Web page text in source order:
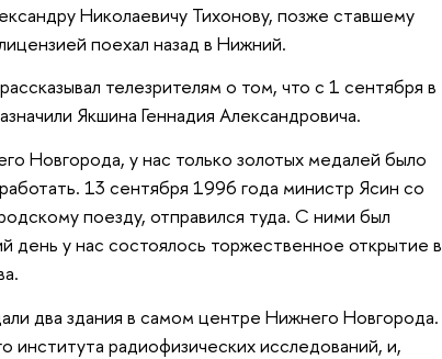
Николаевичу Тихонову, позже ставшему
поехал назад в Нижний.
телезрителям о том, что с 1 сентября в
Якшина Геннадия Александровича.
Новгорода, у нас только золотых медалей было
13 сентября 1996 года министр Ясин со
поезду, отправился туда. С ними был
день у нас состоялось торжественное открытие в
два здания в самом центре Нижнего Новгорода.
радиофизических исследований, и,